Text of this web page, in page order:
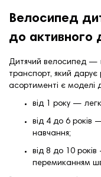
Велосипед
до активного
Дитячий велосипед —
транспорт, який
асортименті є моделі
від 1 року —
від 4 до 6
навчання;
від 8 до 10
перемиканням